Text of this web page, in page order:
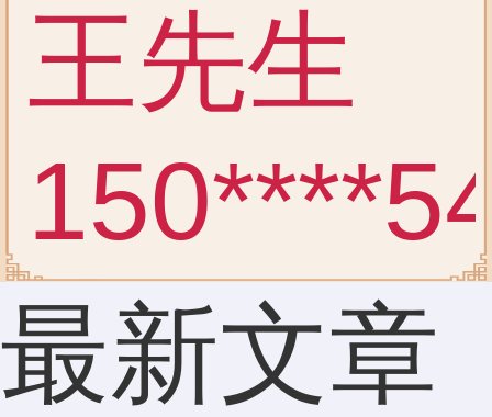
王先生
感觉还
最新文章